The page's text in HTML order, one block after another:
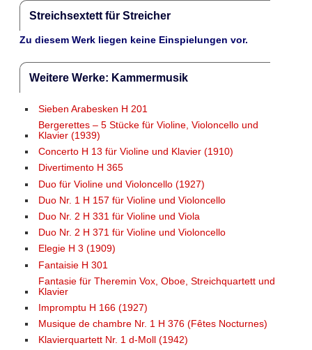
Streichsextett für Streicher
Zu diesem Werk liegen keine Einspielungen vor.
Weitere Werke: Kammermusik
Sieben Arabesken H 201
Bergerettes – 5 Stücke für Violine, Violoncello und
Klavier (1939)
Concerto H 13 für Violine und Klavier (1910)
Divertimento H 365
Duo für Violine und Violoncello (1927)
Duo Nr. 1 H 157 für Violine und Violoncello
Duo Nr. 2 H 331 für Violine und Viola
Duo Nr. 2 H 371 für Violine und Violoncello
Elegie H 3 (1909)
Fantaisie H 301
Fantasie für Theremin Vox, Oboe, Streichquartett und
Klavier
Impromptu H 166 (1927)
Musique de chambre Nr. 1 H 376 (Fêtes Nocturnes)
Klavierquartett Nr. 1 d-Moll (1942)